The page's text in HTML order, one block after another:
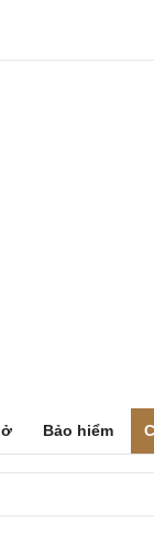
Bảo hiểm